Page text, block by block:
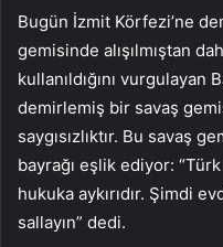
Bugün İzmit Körfezi’ne
gemisinde alışılmıştan
kullanıldığını vurgulayan
demirlemiş bir savaş
saygısızlıktır. Bu savaş
bayrağı eşlik ediyor:
hukuka aykırıdır. Şimdi
sallayın” dedi.